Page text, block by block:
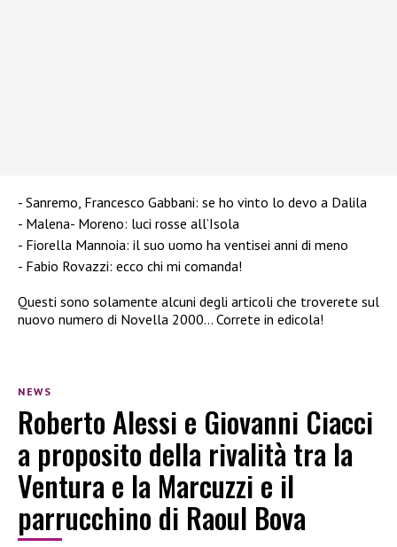
Sanremo, Francesco Gabbani: se ho vinto lo devo a Dalila
Malena- Moreno: luci rosse all’Isola
Fiorella Mannoia: il suo uomo ha ventisei anni di meno
Fabio Rovazzi: ecco chi mi comanda!
Questi sono solamente alcuni degli articoli che troverete sul
nuovo numero di Novella 2000… Correte in edicola!
NEWS
Roberto Alessi e Giovanni Ciacci
a proposito della rivalità tra la
Ventura e la Marcuzzi e il
parrucchino di Raoul Bova